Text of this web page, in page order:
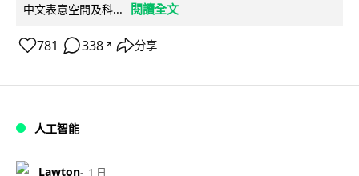
中文表意空間及科...
閱讀全文
781 338 ↗ 分享
人工智能
Lawton 1 日